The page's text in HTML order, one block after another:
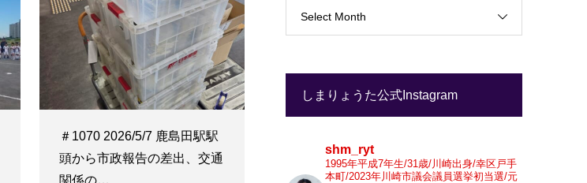
＃1070 2026/5/7 鹿島田駅駅
頭から市政報告の差出、交通
関係の…
Select Month
しまりょうた公式Instagram
shm_ryt
1995年平成7年生/31歳/川崎出身/幸区戸手
本町/2023年川崎市議会議員選挙初当選/元